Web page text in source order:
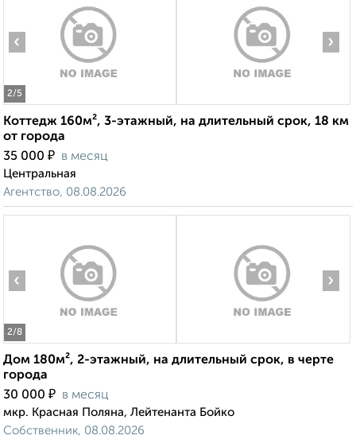
2/5
‹ ›
Коттедж 160м², 3-этажный, на длительный срок, 18 км
от города
35 000 ₽ в месяц
Центральная
Агентство, 08.08.2026
2/8
‹ ›
Дом 180м², 2-этажный, на длительный срок, в черте
города
30 000 ₽ в месяц
мкр. Красная Поляна, Лейтенанта Бойко
Собственник, 08.08.2026